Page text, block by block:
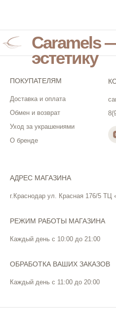
ПОКУПАТЕЛЯМ
Доставка и оплата
Обмен и возврат
Уход за украшениями
О бренде
АДРЕС МАГАЗИНА
г.Краснодар ул. Красная 176/5 ТЦ
ОБРАБОТКА ВАШИХ ЗАКАЗОВ
Каждый день с 11:00 до 20:00
РЕЖИМ РАБОТЫ МАГАЗИНА
Каждый день с 10:00 до 21:00
Caramels
эстетику